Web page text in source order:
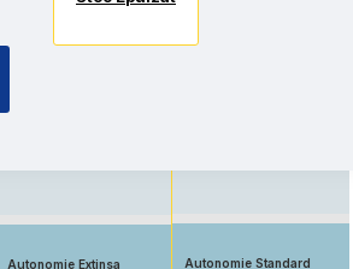
Stoc Epuizat
Autonomie extinsa, prin
Autonomie Extinsa
Stoc Epuizat
Autonomie Standard